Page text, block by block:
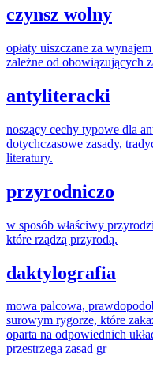
czynsz wolny
opłaty uiszczane za
zależne od obowiązujących
antyliteracki
noszący cechy typowe dla
dotychczasowe zasady,
literatury.
przyrodniczo
w sposób właściwy
które rządzą przyrodą.
daktylografia
mowa palcowa,
surowym rygorze, które
oparta na odpowiednich
przestrzega zasad gr